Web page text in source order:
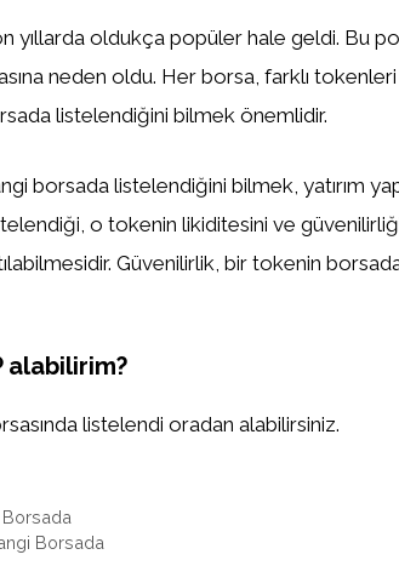
yıllarda oldukça popüler hale geldi. Bu
neden oldu. Her borsa, farklı
listelendiğini bilmek önemlidir.
borsada listelendiğini bilmek, yatırım
o tokenin likiditesini ve
Güvenilirlik, bir tokenin
alabilirim?
listelendi oradan alabilirsiniz.
Borsada
Borsada